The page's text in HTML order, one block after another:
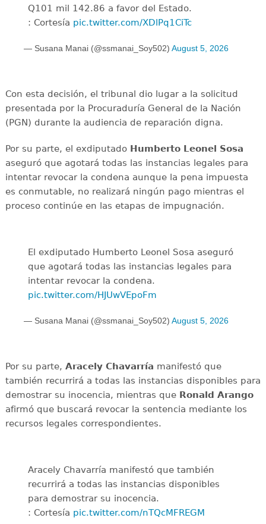
Q101 mil 142.86 a favor del Estado.
: Cortesía pic.twitter.com/XDlPq1CiTc
— Susana Manai (@ssmanai_Soy502) August 5, 2026
Con esta decisión, el tribunal dio lugar a la solicitud
presentada por la Procuraduría General de la Nación
(PGN) durante la audiencia de reparación digna.
Por su parte, el exdiputado Humberto Leonel Sosa
aseguró que agotará todas las instancias legales para
intentar revocar la condena aunque la pena impuesta
es conmutable, no realizará ningún pago mientras el
proceso continúe en las etapas de impugnación.
El exdiputado Humberto Leonel Sosa aseguró
que agotará todas las instancias legales para
intentar revocar la condena.
pic.twitter.com/HJUwVEpoFm
— Susana Manai (@ssmanai_Soy502) August 5, 2026
Por su parte, Aracely Chavarría manifestó que
también recurrirá a todas las instancias disponibles para
demostrar su inocencia, mientras que Ronald Arango
afirmó que buscará revocar la sentencia mediante los
recursos legales correspondientes.
Aracely Chavarría manifestó que también
recurrirá a todas las instancias disponibles
para demostrar su inocencia.
: Cortesía pic.twitter.com/nTQcMFREGM